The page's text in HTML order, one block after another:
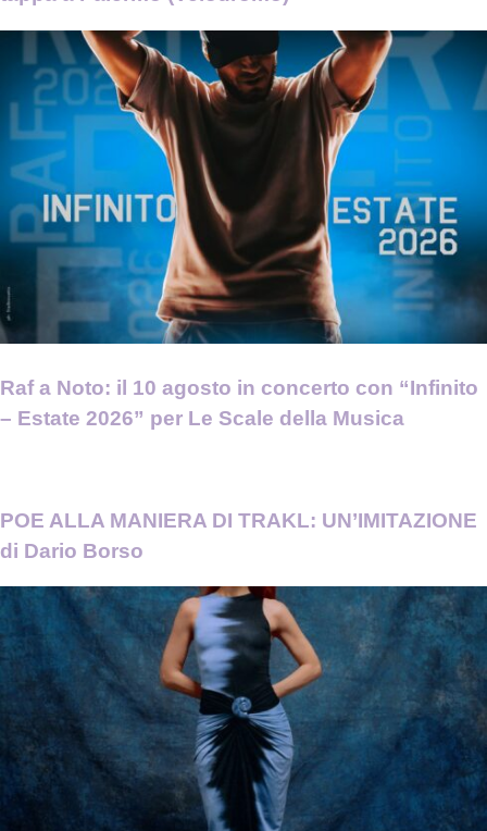
Raf a Noto: il 10 agosto in concerto con “Infinito
– Estate 2026” per Le Scale della Musica
POE ALLA MANIERA DI TRAKL: UN’IMITAZIONE
di Dario Borso